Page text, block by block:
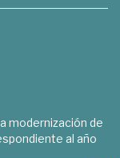
modernización de
al año